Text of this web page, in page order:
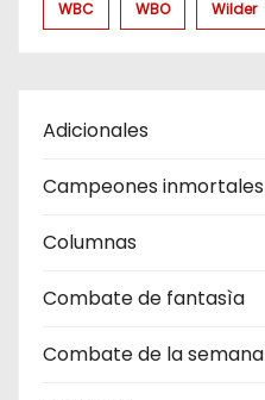
WBC WBO Wilder
Adicionales
Campeones inmortales
Columnas
Combate de fantasìa
Combate de la semana